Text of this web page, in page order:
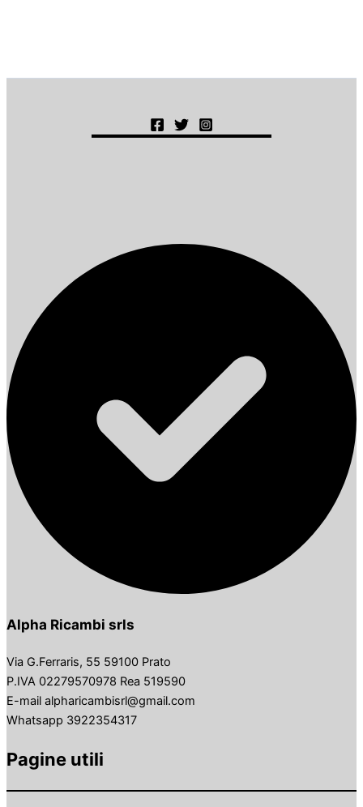
Alpha Ricambi srls
Via G.Ferraris, 55 59100 Prato
P.IVA 02279570978 Rea 519590
E-mail alpharicambisrl@gmail.com
Whatsapp 3922354317
Pagine utili